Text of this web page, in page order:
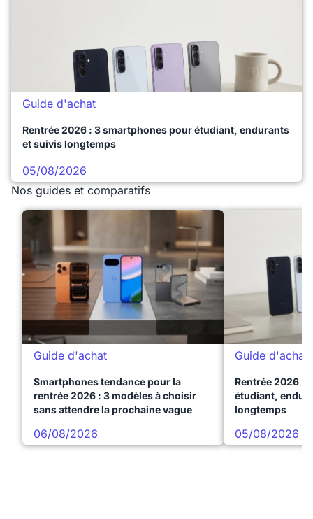
Guide d'achat
Rentrée 2026 : 3 smartphones pour étudiant, endurants
et suivis longtemps
05/08/2026
Nos guides et comparatifs
Guide d'achat
Smartphones tendance pour la
rentrée 2026 : 3 modèles à choisir
sans attendre la prochaine vague
06/08/2026
Guide d'achat
Rentrée 2026 :
étudiant,
longtemps
05/08/2026